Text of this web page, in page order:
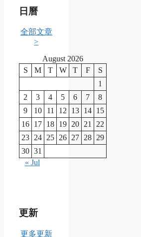
日曆
全部文章
>
August 2026
S
M T W T F
S
1
2
3 4 5 6 7
8
9
10 11 12 13 14 15
16 17 18 19 20 21 22
23 24 25 26 27 28 29
30 31
« Jul
更新
更多更新